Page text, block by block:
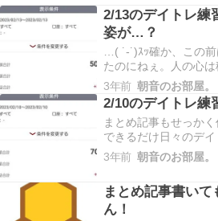
2/13のデイトレ練
姿が…？
…( ˙-˙)ｽｯ確か、この
たのにねぇ。人の心
ら……はい。売っちゃ
ん！！資金がちょっ
値段より少し上がっ
ω･`;)しばらくは私の
がし…
3年前 朝音のお部屋。
2/10のデイトレ練
まとめ記事もせっか
できるだけ日々のデ
思います…！※11日に
開遅れてすみません
流れ書きます！確か
たやつが…
3年前 朝音のお部屋。
まとめ記事書い
ん！